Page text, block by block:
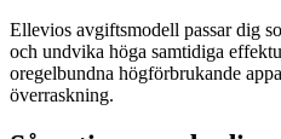
Ellevios avgiftsmodell passar dig
och undvika höga samtidiga
oregelbundna högförbrukande
överraskning.